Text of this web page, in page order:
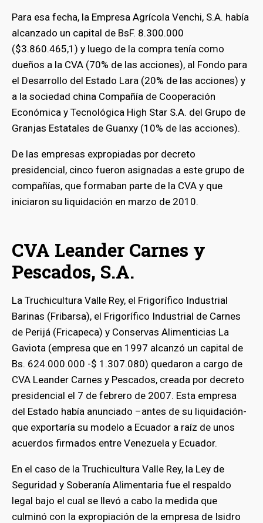
Para esa fecha, la Empresa Agrícola Venchi, S.A. había
alcanzado un capital de BsF. 8.300.000
($3.860.465,1) y luego de la compra tenía como
dueños a la CVA (70% de las acciones), al Fondo para
el Desarrollo del Estado Lara (20% de las acciones) y
a la sociedad china Compañía de Cooperación
Económica y Tecnológica High Star S.A. del Grupo de
Granjas Estatales de Guanxy (10% de las acciones).
De las empresas expropiadas por decreto
presidencial, cinco fueron asignadas a este grupo de
compañías, que formaban parte de la CVA y que
iniciaron su liquidación en marzo de 2010.
CVA Leander Carnes y
Pescados, S.A.
La Truchicultura Valle Rey, el Frigorífico Industrial
Barinas (Fribarsa), el Frigorífico Industrial de Carnes
de Perijá (Fricapeca) y Conservas Alimenticias La
Gaviota (empresa que en 1997 alcanzó un capital de
Bs. 624.000.000 -$ 1.307.080) quedaron a cargo de
CVA Leander Carnes y Pescados, creada por decreto
presidencial el 7 de febrero de 2007. Esta empresa
del Estado había anunciado –antes de su liquidación-
que exportaría su modelo a Ecuador a raíz de unos
acuerdos firmados entre Venezuela y Ecuador.
En el caso de la Truchicultura Valle Rey, la Ley de
Seguridad y Soberanía Alimentaria fue el respaldo
legal bajo el cual se llevó a cabo la medida que
culminó con la expropiación de la empresa de Isidro